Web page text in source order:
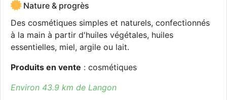
Nature & progrès
Des cosmétiques simples et naturels, confectionnés
à la main à partir d'huiles végétales, huiles
essentielles, miel, argile ou lait.
Produits en vente : cosmétiques
Environ 43.9 km de Langon